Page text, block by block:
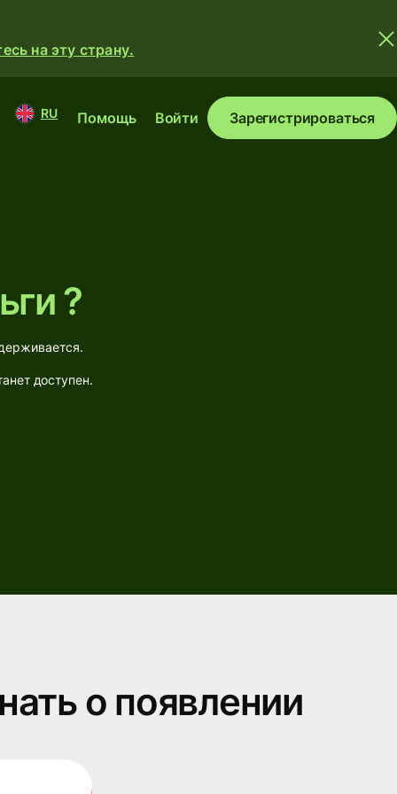
на эту страну.
RU Помощь Войти Зарегистрироваться
?
доступен.
о появлении